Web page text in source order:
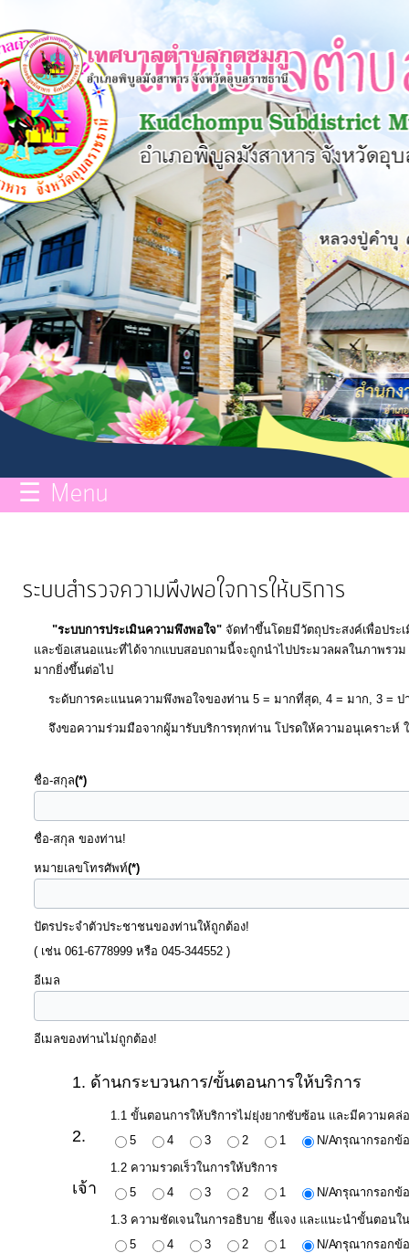
หน้า
หลัก
ข้อมูล
พื้น
ฐาน
บุคลากร
แผน
ยุทธศาสตร์
ข่าวสาร
กิจการ
e-
Service
จัดการ
รู้
การ
ดำเนิน
งาน
การ
แผนการ
☰ Menu
ระบบสำรวจความพึงพอใจการให้บริการ
"ระบบการประเมินความพึงพอใจ"จัดทำขึ้นโดยมีวัตถุประสงค์เพื่อประ
และข้อเสนอแนะที่ได้จากแบบสอบถามนี้จะถูกนำไปประมวลผลในภาพรว
มากยิ่งขึ้นต่อไป
ระดับการคะแนนความพึงพอใจของท่าน 5
จึงขอความร่วมมือจากผู้มารับบริการทุกท่าน โปรดให้ความอนุเคราะห์
ชื่อ-สกุล(*)
ชื่อ-สกุล ของท่าน!
หมายเลขโทรศัพท์(*)
ปัตรประจำตัวประชาชนของท่านให้ถูกต้อง!
( เช่น 061-6778999 หรือ 045-344552 )
อีเมล
อีเมลของท่านไม่ถูกต้อง!
1. ด้านกระบวนการ/ขั้นตอนการให้บริการ
1.1 ขั้นตอนการให้บริการไม่ยุ่งยากซับซ้อน และมีความคล่
5
4 3 2 1 N/Aกรุณากรอกข้
1.2 ความรวดเร็วในการให้บริการ
5
4 3 2 1 N/Aกรุณากรอกข้
1.3 ความชัดเจนในการอธิบาย ชี้แจง และแนะนำขั้นตอนใ
5
4 3 2 1 N/Aกรุณากรอกข้
2.
เจ้า